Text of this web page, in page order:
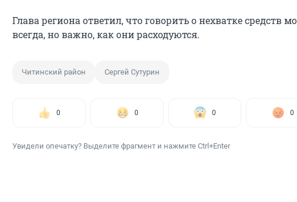
Глава региона ответил, что говорить о нехватке средств
всегда, но важно, как они расходуются.
Читинский район Сергей Сутурин
0 0 0 0
Увидели опечатку? Выделите фрагмент и нажмите Ctrl+Enter